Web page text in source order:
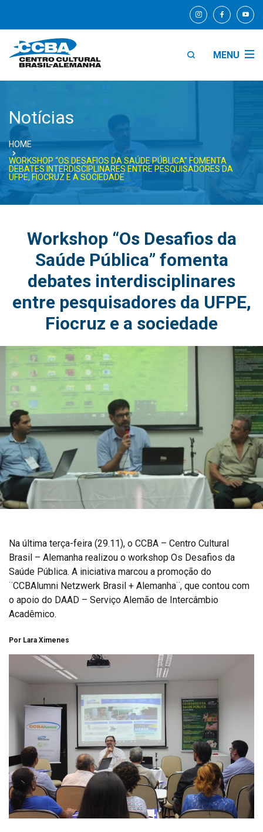
MENU
Notícias
HOME
WORKSHOP “OS DESAFIOS DA SAÚDE PÚBLICA” FOMENTA
DEBATES INTERDISCIPLINARES ENTRE PESQUISADORES DA
UFPE, FIOCRUZ E A SOCIEDADE
Workshop “Os Desafios da
Saúde Pública” fomenta
debates interdisciplinares
entre pesquisadores da UFPE,
Fiocruz e a sociedade
Na última terça-feira (29.11), o CCBA – Centro Cultural
Brasil – Alemanha realizou o workshop Os Desafios da
Saúde Pública. A iniciativa marcou a promoção do
¨CCBAlumni Netzwerk Brasil + Alemanha¨, que contou com
o apoio do DAAD – Serviço Alemão de Intercâmbio
Acadêmico.
Por Lara Ximenes